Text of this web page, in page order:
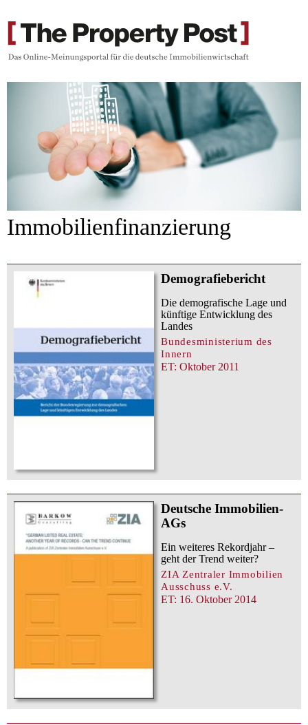
Immobilienfinanzierung
Demografiebericht
Die demografische Lage und
künftige Entwicklung des
Landes
Bundesministerium des
Innern
ET: Oktober 2011
Deutsche Immobilien-
AGs
Ein weiteres Rekordjahr –
geht der Trend weiter?
ZIA Zentraler Immobilien
Ausschuss e.V.
ET: 16. Oktober 2014